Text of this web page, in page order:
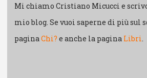
Mi chiamo Cristiano Micucci e scrivo
mio blog. Se vuoi saperne di più sul
paginaChi? e anche la pagina Libri.